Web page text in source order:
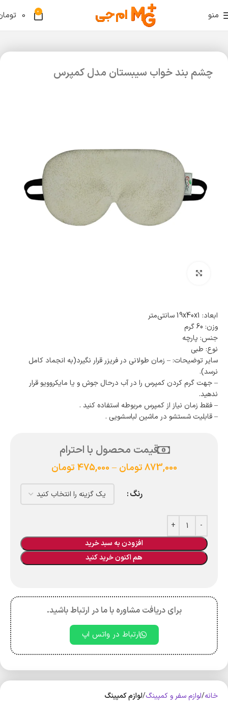
منو 0
0
چشم بند خواب سیبستان مدل کمپرس
ابعاد: 19x40x1 سانتی‌متر
وزن: 60 گرم
جنس: پارچه
نوع: طبی
سایر توضیحات: – زمان طولانی در فریزر قرار نگیرد(به انجماد کامل
نرسد).
– جهت گرم کردن کمپرس را در آب درحال جوش و یا مایکروویو قرار
ندهید.
– فقط زمان نیاز از کمپرس مربوطه استفاده کنید .
– قابلیت شستشو در ماشین لباسشویی .
قیمت محصول با احترام
873,000تومان –
475,000 تومان
رنگ
افزودن به سبد خرید
هم اکنون خرید کنید
برای دریافت مشاوره با ما در ارتباط باشید.
ارتباط در واتس اپ
خانه لوازم سفر و کمپینگ لوازم کمپینگ